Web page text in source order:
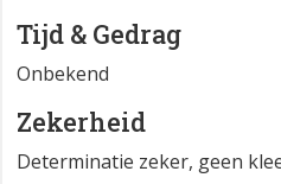
Tijd & Gedrag
Onbekend
Zekerheid
Determinatie zeker, geen